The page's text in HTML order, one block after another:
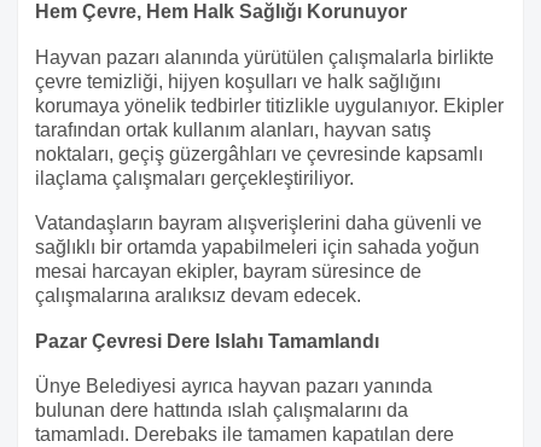
Hem Çevre, Hem Halk Sağlığı Korunuyor
Hayvan pazarı alanında yürütülen çalışmalarla birlikte
çevre temizliği, hijyen koşulları ve halk sağlığını
korumaya yönelik tedbirler titizlikle uygulanıyor. Ekipler
tarafından ortak kullanım alanları, hayvan satış
noktaları, geçiş güzergâhları ve çevresinde kapsamlı
ilaçlama çalışmaları gerçekleştiriliyor.
Vatandaşların bayram alışverişlerini daha güvenli ve
sağlıklı bir ortamda yapabilmeleri için sahada yoğun
mesai harcayan ekipler, bayram süresince de
çalışmalarına aralıksız devam edecek.
Pazar Çevresi Dere Islahı Tamamlandı
Ünye Belediyesi ayrıca hayvan pazarı yanında
bulunan dere hattında ıslah çalışmalarını da
tamamladı. Derebaks ile tamamen kapatılan dere